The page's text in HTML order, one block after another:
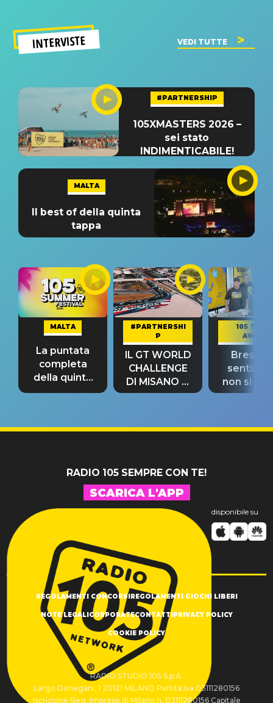
INTERVISTE VEDI TUTTE
#PARTNERSHIP
105XMASTERS 2026 –
sei stato
INDIMENTICABILE!
MALTA
Il best of della quinta
tappa
MALTA
La puntata
completa
della quinta
tappa
#PARTNERSHI
P
IL GT WORLD
CHALLENGE
DI MISANO si
riconferma
105 TAKE
AWAY
Bresh:
non si
fino alla
RADIO 105 SEMPRE CON TE!
SCARICA L'APP
disponibile su
REGOLAMENTI CONCORSIREGOLAMENTI GIOCHI LIBERI
NOTE LEGALICORPORATECONTATTIPRIVACY POLICY
COOKIE POLICY
RADIO STUDIO 105 S.p.A.
Largo Donegani, 1 20121 MILANO Partita Iva 03111280156
Iscrizione Reg. Imprese di Milano n. 03111280156 Capitale